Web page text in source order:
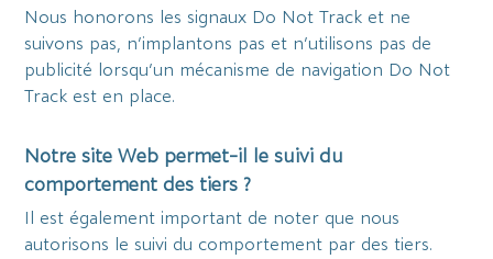
Nous honorons les signaux Do Not Track et ne
suivons pas, n’implantons pas et n’utilisons pas de
publicité lorsqu’un mécanisme de navigation Do Not
Track est en place.
Notre site Web permet-il le suivi du
comportement des tiers ?
Il est également important de noter que nous
autorisons le suivi du comportement par des tiers.